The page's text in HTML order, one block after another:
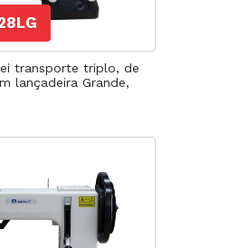
transporte triplo, de
lançadeira Grande,